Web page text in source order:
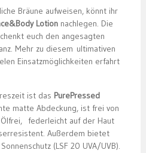
Bräune aufweisen, könnt ihr
Lotionnachlegen. Die
euch den angesagten
Mehr zu diesem ultimativen
Einsatzmöglichkeiten erfahrt
ist das PurePressed
matte Abdeckung, ist frei von
Ölfrei, federleicht auf der Haut
Außerdem bietet
(LSF 20 UVA/UVB).